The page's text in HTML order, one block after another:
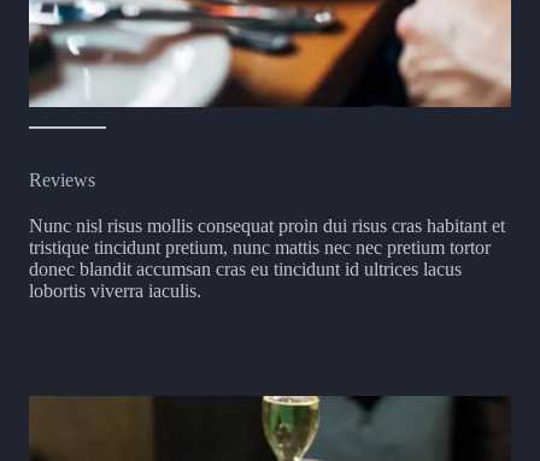
Reviews
Nunc nisl risus mollis consequat proin dui risus cras habitant et
tristique tincidunt pretium, nunc mattis nec nec pretium tortor
donec blandit accumsan cras eu tincidunt id ultrices lacus
lobortis viverra iaculis.